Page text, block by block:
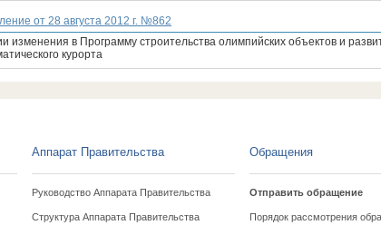
от 28 августа 2012 г. №862
изменения в Программу строительства олимпийских объектов и
курорта
Аппарат Правительства
Руководство Аппарата Правительства
Структура Аппарата Правительства
Обращения
Отправить обращение
Порядок рассмотрения